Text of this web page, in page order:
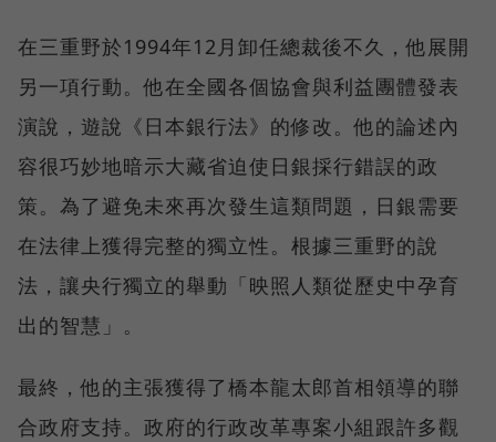
在三重野於1994年12月卸任總裁後不久，他展開
另一項行動。他在全國各個協會與利益團體發表
演說，遊說《日本銀行法》的修改。他的論述內
容很巧妙地暗示大藏省迫使日銀採行錯誤的政
策。為了避免未來再次發生這類問題，日銀需要
在法律上獲得完整的獨立性。根據三重野的說
法，讓央行獨立的舉動「映照人類從歷史中孕育
出的智慧」。
最終，他的主張獲得了橋本龍太郎首相領導的聯
合政府支持。政府的行政改革專案小組跟許多觀